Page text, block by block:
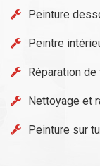
Peinture
Peintre
Réparation
Nettoyage et
Peinture sur